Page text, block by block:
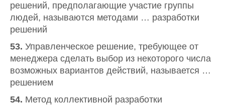
решений, предполагающие участие группы
людей, называются методами … разработки
решений
53. Управленческое решение, требующее от
менеджера сделать выбор из некоторого числа
возможных вариантов действий, называется …
решением
54. Метод коллективной разработки